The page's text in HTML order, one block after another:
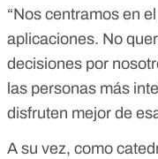
“Nos centramos en
aplicaciones. No
decisiones por
las personas más
disfruten mejor de
A su vez, como